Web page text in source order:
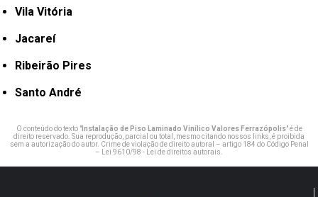
Vila Vitória
Jacareí
Ribeirão Pires
Santo André
O conteúdo do texto "Instalação de Piso Laminado Vinílico Valores Ferrazópolis" é de
direito reservado. Sua reprodução, parcial ou total, mesmo citando nossos links, é proibida
sem a autorização do autor. Crime de violação de direito autoral – artigo 184 do Código Penal
–
Lei 9610/98 - Lei de direitos autorais